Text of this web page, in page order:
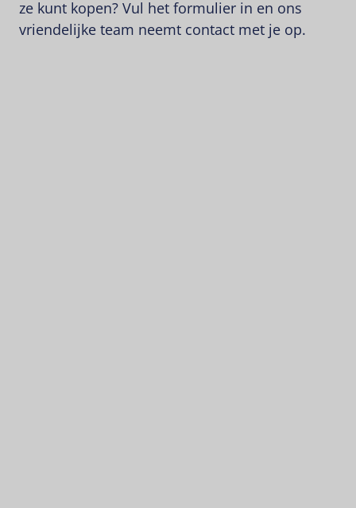
ze kunt kopen? Vul het formulier in en ons
vriendelijke team neemt contact met je op.